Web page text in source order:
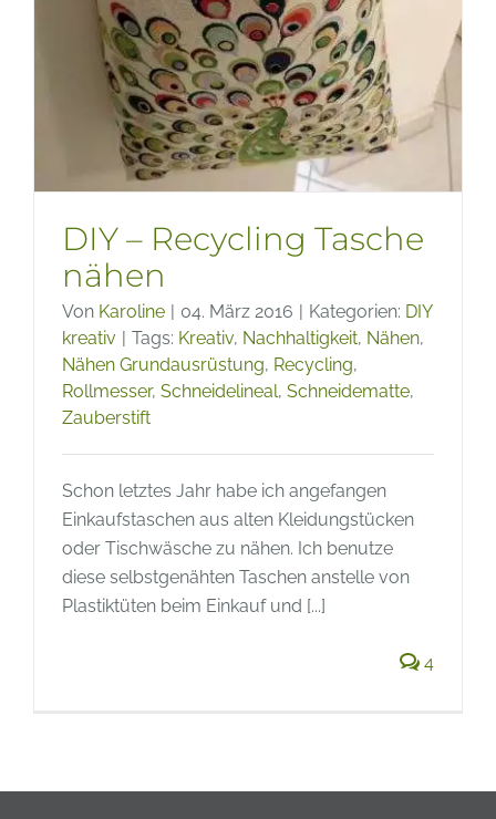
DIY – Recycling Tasche
nähen
Von Karoline | 04. März 2016 | Kategorien: DIY
kreativ | Tags: Kreativ, Nachhaltigkeit, Nähen,
Nähen Grundausrüstung, Recycling,
Rollmesser, Schneidelineal, Schneidematte,
Zauberstift
Schon letztes Jahr habe ich angefangen
Einkaufstaschen aus alten Kleidungstücken
oder Tischwäsche zu nähen. Ich benutze
diese selbstgenähten Taschen anstelle von
Plastiktüten beim Einkauf und [...]
4